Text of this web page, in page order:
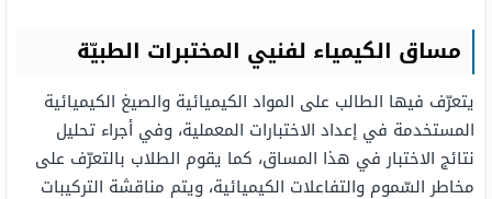
مساق الكيمياء لفنيي المختبرات الطبيّة
يتعرّف فيها الطالب على المواد الكيميائية والصيغ الكيميائية
المستخدمة في إعداد الاختبارات المعملية، وفي أجراء تحليل
نتائج الاختبار في هذا المساق، كما يقوم الطلاب بالتعرّف على
مخاطر السّموم والتفاعلات الكيميائية، ويتم مناقشة التركيبات